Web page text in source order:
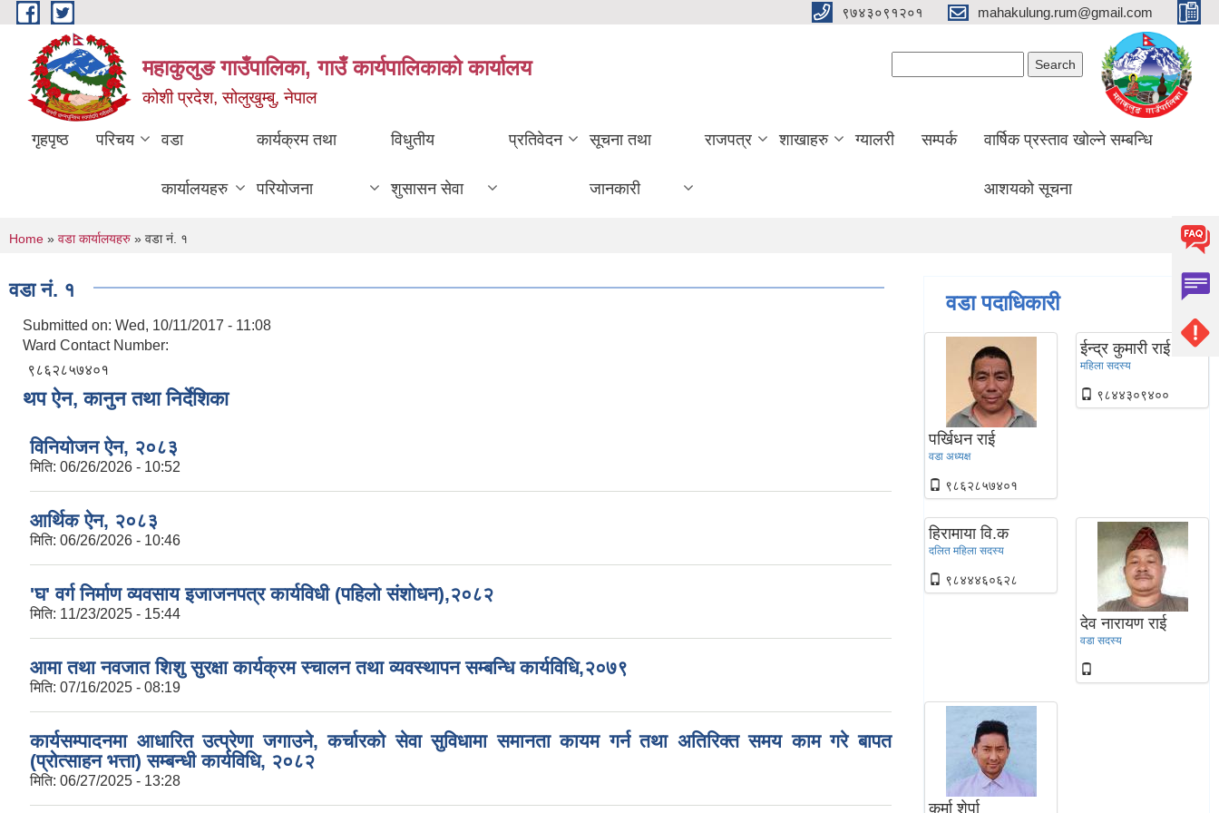
Skip to main content ९७४३०९१२०१ mahakulung.rum@gmail.com
महाकुलुङ गाउँपालिका, गाउँ कार्यपालिकाको कार्यालय
कोशी प्रदेश, सोलुखुम्बु, नेपाल
गृहपृष्ठ परिचय वडा
कार्यालयहरु
कार्यक्रम तथा
परियोजना
विधुतीय
शुसासन सेवा
प्रतिवेदन सूचना तथा
जानकारी
राजपत्र शाखाहरु ग्यालरी सम्पर्क वार्षिक प्रस्ताव खोल्ने सम्बन्धि
आशयको सूचना
You are here
Home » वडा कार्यालयहरु » वडा नं. १
वडा नं. १
Submitted on: Wed, 10/11/2017 - 11:08
Ward Contact Number:
९८६२८५७४०१
थप ऐन, कानुन तथा निर्देशिका
विनियोजन ऐन, २०८३
मिति: 06/26/2026 - 10:52
आर्थिक ऐन, २०८३
मिति: 06/26/2026 - 10:46
'घ' वर्ग निर्माण व्यवसाय इजाजनपत्र कार्यविधी (पहिलो संशोधन),२०८२
मिति: 11/23/2025 - 15:44
आमा तथा नवजात शिशु सुरक्षा कार्यक्रम स्चालन तथा व्यवस्थापन सम्बन्धि कार्यविधि,२०७९
मिति: 07/16/2025 - 08:19
कार्यसम्पादनमा आधारित उत्प्रेणा जगाउने, कर्चारको सेवा सुविधामा समानता कायम गर्न तथा अतिरिक्त समय काम गरे बापत
(प्रोत्साहन भत्ता) सम्बन्धी कार्यविधि, २०८२
मिति: 06/27/2025 - 13:28
वडा पदाधिकारी
पर्खिधन राई
वडा अध्यक्ष
९८६२८५७४०१
ईन्द्र कुमारी राई
महिला सदस्य
९८४४३०९४००
हिरामाया वि.क
दलित महिला सदस्य
९८४४४६०६२८
देव नारायण राई
वडा सदस्य
कर्मा शेर्पा